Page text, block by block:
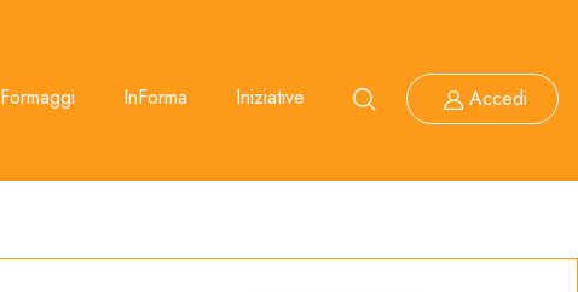
Formaggi InForma Iniziative Accedi